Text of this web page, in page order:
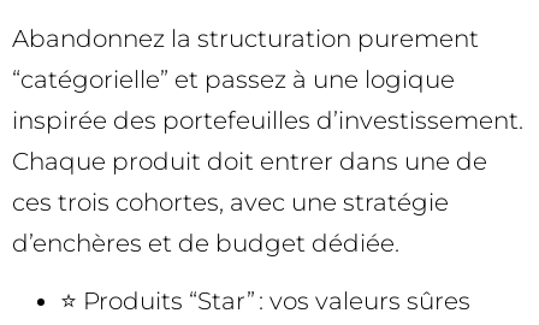
Abandonnez la structuration purement
“catégorielle” et passez à une logique
inspirée des portefeuilles d’investissement.
Chaque produit doit entrer dans une de
ces trois cohortes, avec une stratégie
d’enchères et de budget dédiée.
⭐ Produits “Star” : vos valeurs sûres